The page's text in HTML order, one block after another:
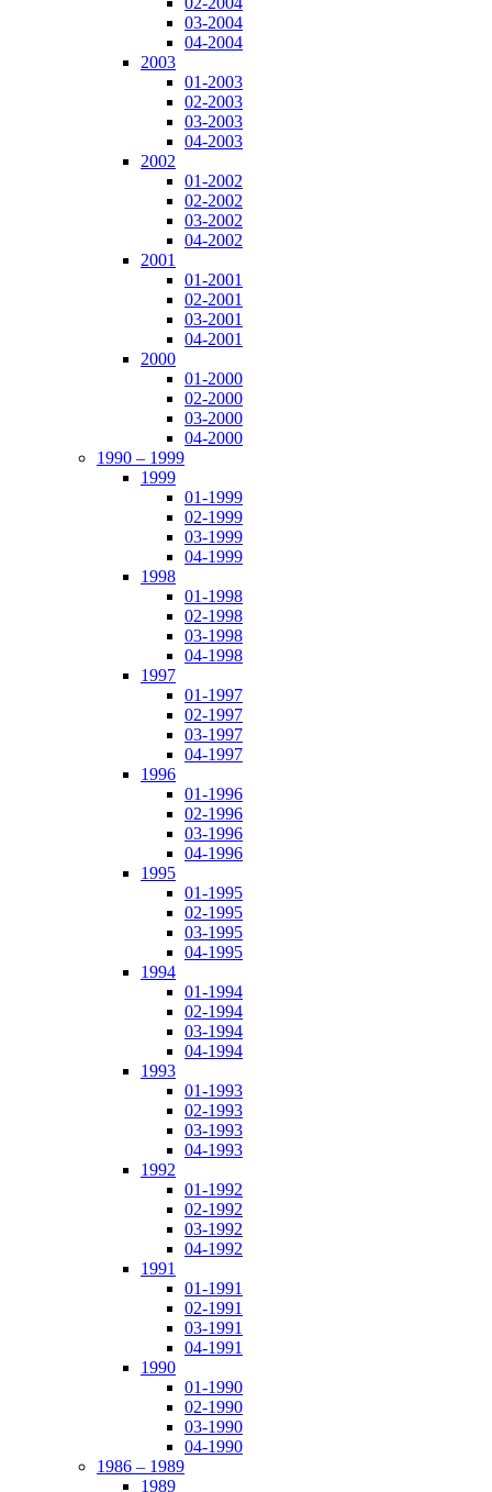
03-2004
04-2004
2003
01-2003
02-2003
03-2003
04-2003
2002
01-2002
02-2002
03-2002
04-2002
2001
01-2001
02-2001
03-2001
04-2001
2000
01-2000
02-2000
03-2000
04-2000
1990 – 1999
1999
01-1999
02-1999
03-1999
04-1999
1998
01-1998
02-1998
03-1998
04-1998
1997
01-1997
02-1997
03-1997
04-1997
1996
01-1996
02-1996
03-1996
04-1996
1995
01-1995
02-1995
03-1995
04-1995
1994
01-1994
02-1994
03-1994
04-1994
1993
01-1993
02-1993
03-1993
04-1993
1992
01-1992
02-1992
03-1992
04-1992
1991
01-1991
02-1991
03-1991
04-1991
1990
01-1990
02-1990
03-1990
04-1990
1986 – 1989
1989